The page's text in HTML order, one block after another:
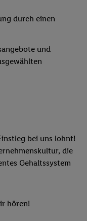
durch einen
und
bei uns lohnt!
die
Gehaltssystem
hören!